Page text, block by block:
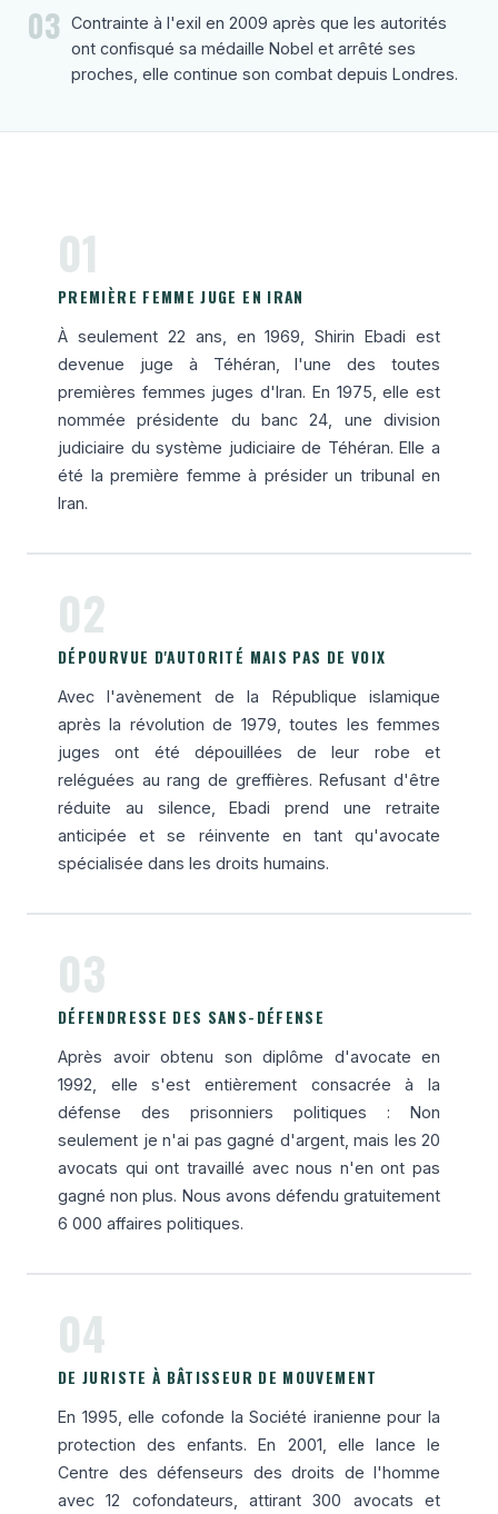
03
Contrainte à l'exil en 2009 après que les autorités
ont confisqué sa médaille Nobel et arrêté ses
proches, elle continue son combat depuis Londres.
01
PREMIÈRE FEMME JUGE EN IRAN
À seulement 22 ans, en 1969, Shirin Ebadi est
devenue juge à Téhéran, l'une des toutes
premières femmes juges d'Iran. En 1975, elle est
nommée présidente du banc 24, une division
judiciaire du système judiciaire de Téhéran. Elle a
été la première femme à présider un tribunal en
Iran.
02
DÉPOURVUE D'AUTORITÉ MAIS PAS DE VOIX
Avec l'avènement de la République islamique
après la révolution de 1979, toutes les femmes
juges ont été dépouillées de leur robe et
reléguées au rang de greffières. Refusant d'être
réduite au silence, Ebadi prend une retraite
anticipée et se réinvente en tant qu'avocate
spécialisée dans les droits humains.
03
DÉFENDRESSE DES SANS-DÉFENSE
Après avoir obtenu son diplôme d'avocate en
1992, elle s'est entièrement consacrée à la
défense des prisonniers politiques : Non
seulement je n'ai pas gagné d'argent, mais les 20
avocats qui ont travaillé avec nous n'en ont pas
gagné non plus. Nous avons défendu gratuitement
6 000 affaires politiques.
04
DE JURISTE À BÂTISSEUR DE MOUVEMENT
En 1995, elle cofonde la Société iranienne pour la
protection des enfants. En 2001, elle lance le
Centre des défenseurs des droits de l'homme
avec 12 cofondateurs, attirant 300 avocats et